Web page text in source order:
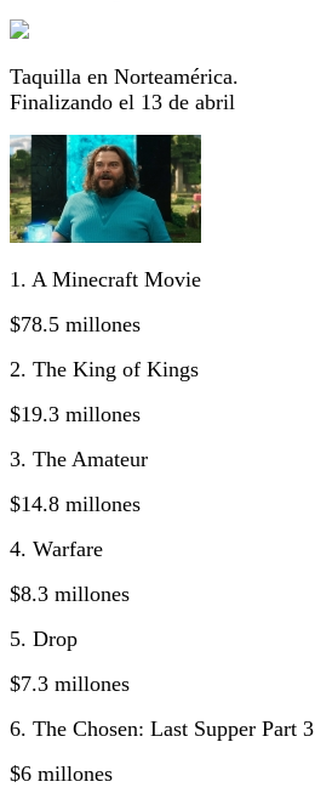
Taquilla en Norteamérica.
Finalizando el 13 de abril
1. A Minecraft Movie
$78.5 millones
2. The King of Kings
$19.3 millones
3. The Amateur
$14.8 millones
4. Warfare
$8.3 millones
5. Drop
$7.3 millones
6. The Chosen: Last Supper Part 3
$6 millones